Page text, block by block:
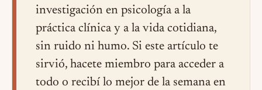
investigación en psicología a la
práctica clínica y a la vida cotidiana,
sin ruido ni humo. Si este artículo te
sirvió, hacete miembro para acceder a
todo o recibí lo mejor de la semana en